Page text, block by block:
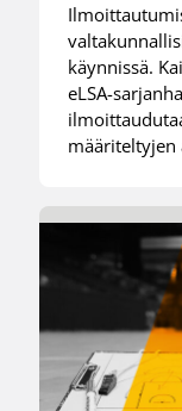
käynnissä.
eLSA-
määriteltyjen